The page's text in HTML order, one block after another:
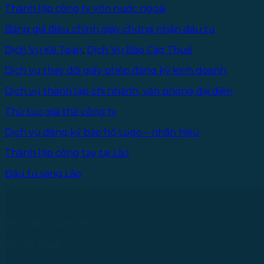
Thành lập công ty vốn nước ngoài
Bảng giá điều chỉnh giấy chứng nhận đầu tư
Dịch Vụ Kế Toán, Dịch Vụ Báo Cáo Thuế
Dịch vụ thay đổi giấy phép đăng ký kinh doanh
Dịch vụ thành lập chi nhánh, văn phòng đại diện
Thủ tục giải thể công ty
Dịch vụ đăng ký bảo hộ Logo – nhãn hiệu
Thành lập công tay tại Lào
Đầu tư sang Lào